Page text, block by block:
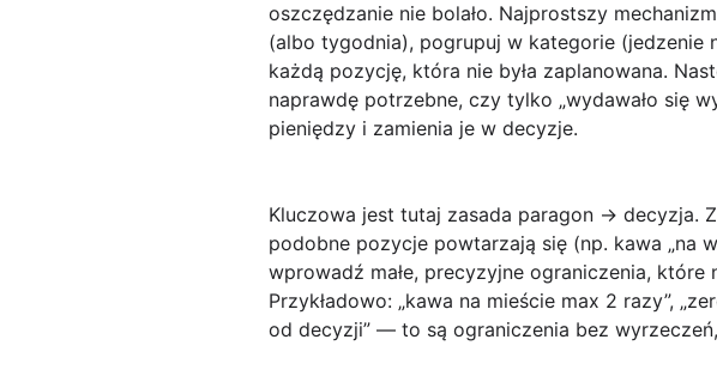
oszczędzanie nie bolało. Najprostszy
(albo tygodnia), pogrupuj w kategorie (jedzenie
każdą pozycję, która nie była zaplanowana.
naprawdę potrzebne, czy tylko „wydawało się
pieniędzy i zamienia je w decyzje.
Kluczowa jest tutaj zasada paragon → decyzja.
podobne pozycje powtarzają się (np. kawa „na
wprowadź małe, precyzyjne ograniczenia, które
Przykładowo: „kawa na mieście max 2 razy”,
od decyzji” — to są ograniczenia bez